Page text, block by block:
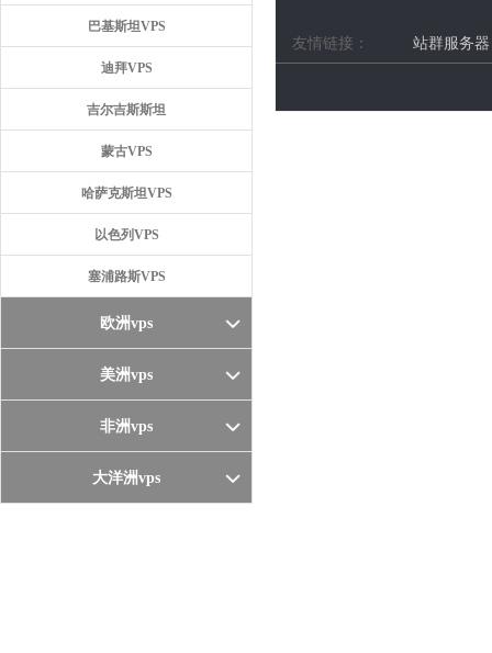
巴基斯坦VPS
迪拜VPS
吉尔吉斯斯坦
蒙古VPS
哈萨克斯坦VPS
以色列VPS
塞浦路斯VPS
欧洲vps
美洲vps
非洲vps
大洋洲vps
友情链接： 站群服务器